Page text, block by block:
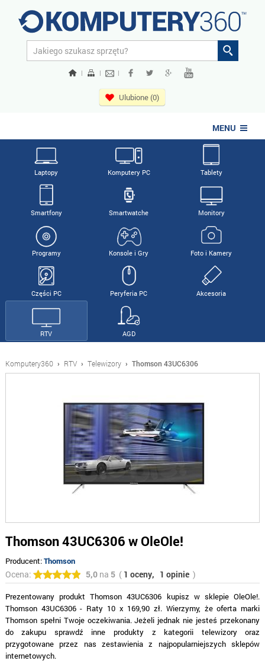
| | |
Ulubione (0)
MENU
Laptopy Komputery PC Tablety
Smartfony Smartwatche Monitory
Programy Konsole i Gry Foto i Kamery
Części PC Peryferia PC Akcesoria
RTV AGD
Komputery360 › RTV › Telewizory › Thomson 43UC6306
Thomson 43UC6306 w OleOle!
Producent:Thomson
Ocena: 5,0na 5( 1 oceny, 1 opinie )
Prezentowany produkt Thomson 43UC6306 kupisz w sklepie OleOle!.
Thomson 43UC6306 - Raty 10 x 169,90 zł. Wierzymy, że oferta marki
Thomson spełni Twoje oczekiwania. Jeżeli jednak nie jesteś przekonany
do zakupu sprawdź inne produkty z kategorii telewizory oraz
przygotowane przez nas zestawienia z najpopularniejszych sklepów
internetowych.